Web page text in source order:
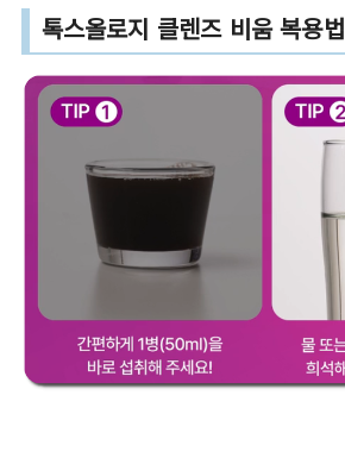
톡스올로지 클렌즈 비움 복용법